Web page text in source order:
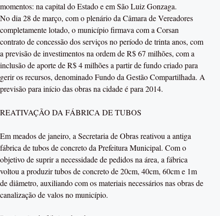
momentos: na capital do Estado e em São Luiz Gonzaga.
No dia 28 de março, com o plenário da Câmara de Vereadores
completamente lotado, o município firmava com a Corsan
contrato de concessão dos serviços no período de trinta anos, com
a previsão de investimentos na ordem de R$ 67 milhões, com a
inclusão de aporte de R$ 4 milhões a partir de fundo criado para
gerir os recursos, denominado Fundo da Gestão Compartilhada. A
previsão para início das obras na cidade é para 2014.
REATIVAÇÃO DA FÁBRICA DE TUBOS
Em meados de janeiro, a Secretaria de Obras reativou a antiga
fábrica de tubos de concreto da Prefeitura Municipal. Com o
objetivo de suprir a necessidade de pedidos na área, a fábrica
voltou a produzir tubos de concreto de 20cm, 40cm, 60cm e 1m
de diâmetro, auxiliando com os materiais necessários nas obras de
canalização de valos no município.